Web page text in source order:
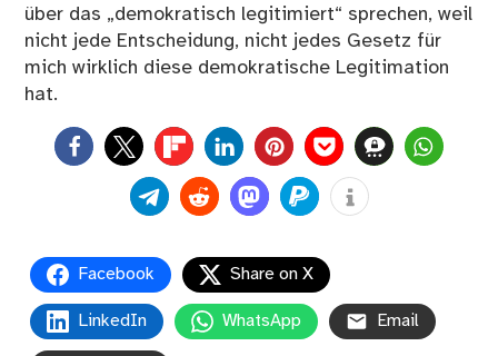
über das „demokratisch legitimiert“ sprechen, weil
nicht jede Entscheidung, nicht jedes Gesetz für
mich wirklich diese demokratische Legitimation
hat.
0
Facebook Share on X
LinkedIn WhatsApp Email